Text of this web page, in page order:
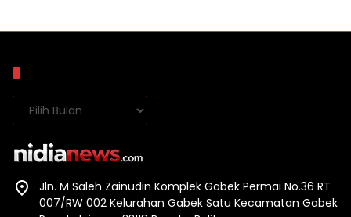
Arsip
Jln. M Saleh Zainudin Komplek Gabek Permai No.36 RT
007/RW 002 Kelurahan Gabek Satu Kecamatan Gabek